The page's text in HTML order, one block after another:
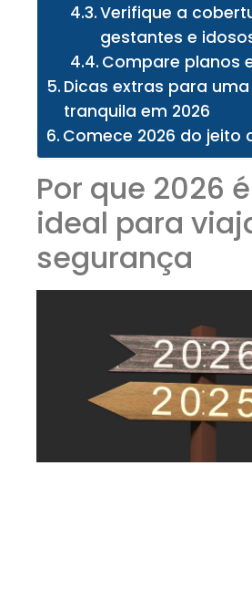
Verifique a
gestantes e
Compare planos
Dicas extras para
tranquila em 2026
Comece 2026 do jeito
Por que 2026
ideal para
segurança